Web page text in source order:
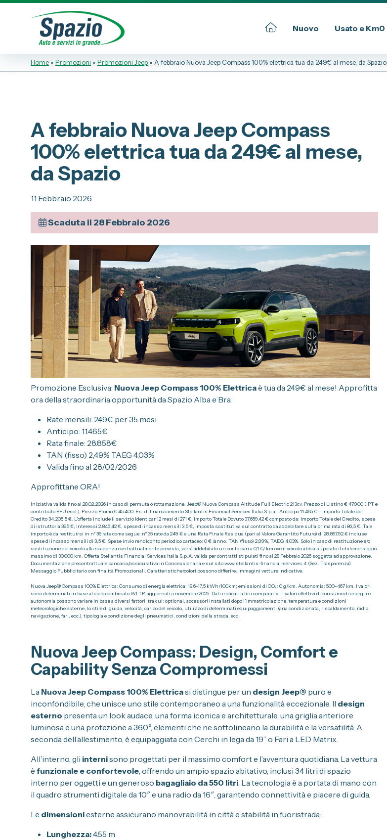
Nuovo Usato e Km0
Lancia
Alfa Romeo
Jeep
Officina
Dati Societari
Privacy Policy
Home » Promozioni » Promozioni Jeep » A febbraio Nuova Jeep Compass 100% elettrica tua da 249€ al mese, da Spazio
A febbraio Nuova Jeep Compass
100% elettrica tua da 249€ al mese,
da Spazio
11 Febbraio 2026
Scaduta il 28 Febbraio 2026
Promozione Esclusiva: Nuova Jeep Compass 100% Elettricaè tua da 249€ al mese! Approfitta
ora della straordinaria opportunità da Spazio Alba e Bra.
Rate mensili: 249€ per 35 mesi
Anticipo: 11.465€
Rata finale: 28.858€
TAN (fisso) 2,49% TAEG 4,03%
Valida fino al 28/02/2026
Approfittane ORA!
Iniziativa valida fino al 28.02.2026 in caso di permuta o rottamazione. Jeep® Nuova Compass Altitude Full Electric 213cv. Prezzo di Listino € 47.900 (IPT e
contributo PFU escl.), Prezzo Promo € 45.400. Es. di finanziamento Stellantis Financial Services Italia S.p.a.: Anticipo 11.465 € – Importo Totale del
Credito 34.205,5 €. L’offerta include il servizio Identicar 12 mesi di 271 €. Importo Totale Dovuto 37.659,42 € composto da: Importo Totale del Credito, spese
di istruttoria 395 €, Interessi 2.846,42 €, spese di incasso mensili 3,5 €, imposta sostitutiva sul contratto da addebitare sulla prima rata di 86,5 €. Tale
importo è da restituirsi in n° 36 rate come segue: n° 35 rate da 249 € e una Rata Finale Residua (pari al Valore Garantito Futuro) di 28.857,92 € incluse
spese di incasso mensili di 3,5 €. Spese invio rendiconto periodico cartaceo: 0 € /anno. TAN (fisso) 2,99%, TAEG 4,03%. Solo in caso di restituzione e/o
sostituzione del veicolo alla scadenza contrattualmente prevista, verrà addebitato un costo pari a 0,1 €/ km ove il veicolo abbia superato il chilometraggio
massimo di 30.000 km. Offerta Stellantis Financial Services Italia S.p.A. valida per contratti stipulati fino al 28 Febbraio 2026 soggetta ad approvazione.
Documentazione precontrattuale bancaria/assicurativa in Concessionaria e sul sito www.stellantis-financial-services.it (Sez. Trasparenza).
Messaggio Pubblicitario con finalità Promozionali. Caratteristiche/colori possono differire. Immagini vetture indicative.
Nuova Jeep® Compass 100% Elettrica: Consumo di energia elettrica: 18,6-17,5 kWh/100km; emissioni di CO₂: 0 g/km. Autonomia: 500-467 km. I valori
sono determinati in base al ciclo combinato WLTP, aggiornati a novembre 2025. Dati indicati a fini comparativi. I valori effettivi di consumo di energia e
autonomia possono variare in base a diversi fattori, tra cui: optional, accessori installati dopo l’immatricolazione, temperatura e condizioni
meteorologiche esterne, lo stile di guida, velocità, carico del veicolo, utilizzo di determinati equipaggiamenti (aria condizionata, riscaldamento, radio,
navigazione, fari, ecc.), tipologia e condizione degli pneumatici, condizioni della strada, ecc.
Nuova Jeep Compass: Design, Comfort e
Capability Senza Compromessi
La Nuova Jeep Compass 100% Elettricasi distingue per un design Jeep® puro e
inconfondibile, che unisce uno stile contemporaneo a una funzionalità eccezionale. Il design
esterno presenta un look audace, una forma iconica e architetturale, una griglia anteriore
luminosa e una protezione a 360°, elementi che ne sottolineano la durabilità e la versatilità. A
seconda dell’allestimento, è equipaggiata con Cerchi in lega da 19” o Fari a LED Matrix.
All’interno, gli internisono progettati per il massimo comfort e l’avventura quotidiana. La vettura
è funzionale e confortevole , offrendo un ampio spazio abitativo, inclusi 34 litri di spazio
interno per oggetti e un generoso bagagliaio da 550 litri . La tecnologia è a portata di mano con
il quadro strumenti digitale da 10″ e una radio da 16″, garantendo connettività e piacere di guida.
Le dimensioniesterne assicurano manovrabilità in città e stabilità in fuoristrada:
Lunghezza:4.55 m